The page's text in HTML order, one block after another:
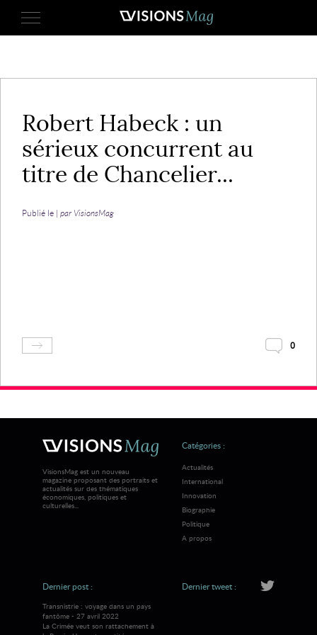
Robert Habeck : un
sérieux concurrent au
titre de Chancelier...
Publié le | par VisionsMag
0
VisionsMag est un nouveau
magazine proposant des portraits et
actualités sur des thématiques
économiques, politiques et
culturelles...
Catégories :
Actualités
International
Innovation
Biographie
Politique
A propos
Dernier post :
Transnistrie : voyage dans un pays
fantôme - 27 avril 2022
La Crimée veut son rattachement à
Dernier tweet :